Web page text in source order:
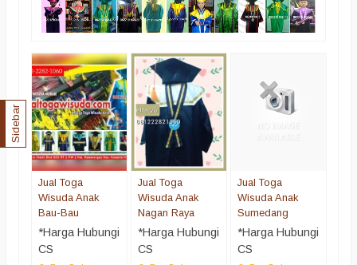
Jual Toga
Wisuda Anak
Bau-Bau
*Harga Hubungi
CS
Jual Toga
Wisuda Anak
Nagan Raya
*Harga Hubungi
CS
Jual Toga
Wisuda Anak
Sumedang
*Harga Hubungi
CS
Sidebar